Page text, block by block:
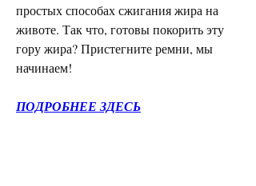
простых способах сжигания жира на
животе. Так что, готовы покорить эту
гору жира? Пристегните ремни, мы
начинаем!
ПОДРОБНЕЕ ЗДЕСЬ